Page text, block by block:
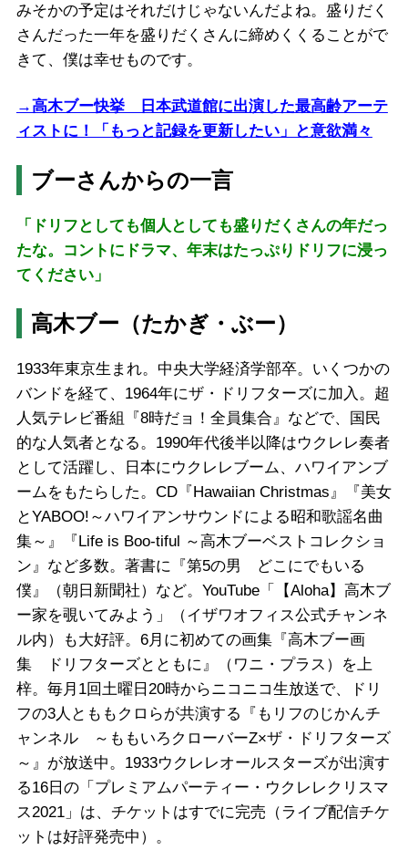
みそかの予定はそれだけじゃないんだよね。盛りだく
さんだった一年を盛りだくさんに締めくくることがで
きて、僕は幸せものです。
→高木ブー快挙 日本武道館に出演した最高齢アーテ
ィストに！「もっと記録を更新したい」と意欲満々
ブーさんからの一言
「ドリフとしても個人としても盛りだくさんの年だっ
たな。コントにドラマ、年末はたっぷりドリフに浸っ
てください」
高木ブー（たかぎ・ぶー）
1933年東京生まれ。中央大学経済学部卒。いくつかの
バンドを経て、1964年にザ・ドリフターズに加入。超
人気テレビ番組『8時だョ！全員集合』などで、国民
的な人気者となる。1990年代後半以降はウクレレ奏者
として活躍し、日本にウクレレブーム、ハワイアンブ
ームをもたらした。CD『Hawaiian Christmas』『美女
とYABOO!～ハワイアンサウンドによる昭和歌謡名曲
集～』『Life is Boo-tiful ～高木ブーベストコレクショ
ン』など多数。著書に『第5の男 どこにでもいる
僕』（朝日新聞社）など。YouTube「【Aloha】高木ブ
ー家を覗いてみよう」（イザワオフィス公式チャンネ
ル内）も大好評。6月に初めての画集『高木ブー画
集 ドリフターズとともに』（ワニ・プラス）を上
梓。毎月1回土曜日20時からニコニコ生放送で、ドリ
フの3人とももクロらが共演する『もリフのじかんチ
ャンネル ～ももいろクローバーZ×ザ・ドリフターズ
～』が放送中。1933ウクレレオールスターズが出演す
る16日の「プレミアムパーティー・ウクレレクリスマ
ス2021」は、チケットはすでに完売（ライブ配信チケ
ットは好評発売中）。